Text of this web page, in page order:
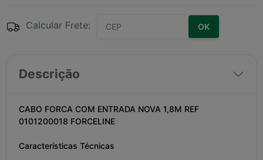
Calcular Frete: OK
Descrição
CABO FORCA COM ENTRADA NOVA 1,8M REF
0101200018 FORCELINE
Características Técnicas